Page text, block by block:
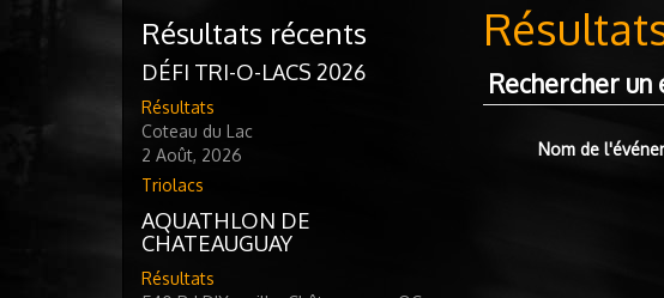
Résultats récents
DÉFI TRI-O-LACS 2026
Résultats
Coteau du Lac
2 Août, 2026
Triolacs
AQUATHLON DE
CHATEAUGUAY
Résultats
Rechercher un
Nom de